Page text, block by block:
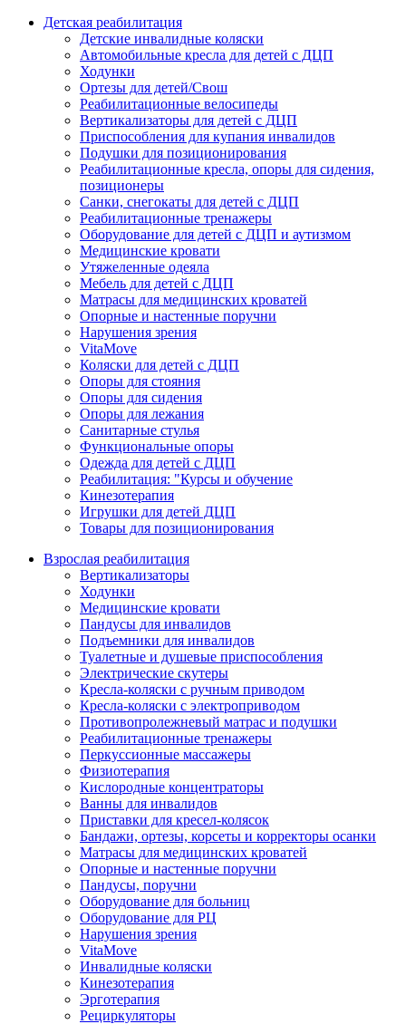
Детская реабилитация
Детские инвалидные коляски
Автомобильные кресла для детей с ДЦП
Ходунки
Ортезы для детей/Свош
Реабилитационные велосипеды
Вертикализаторы для детей с ДЦП
Приспособления для купания инвалидов
Подушки для позиционирования
Реабилитационные кресла, опоры для сидения,
позиционеры
Санки, снегокаты для детей с ДЦП
Реабилитационные тренажеры
Оборудование для детей с ДЦП и аутизмом
Медицинские кровати
Утяжеленные одеяла
Мебель для детей с ДЦП
Матрасы для медицинских кроватей
Опорные и настенные поручни
Нарушения зрения
VitaMove
Коляски для детей с ДЦП
Опоры для стояния
Опоры для сидения
Опоры для лежания
Санитарные стулья
Функциональные опоры
Одежда для детей с ДЦП
Реабилитация: "Курсы и обучение
Кинезотерапия
Игрушки для детей ДЦП
Товары для позиционирования
Взрослая реабилитация
Вертикализаторы
Ходунки
Медицинские кровати
Пандусы для инвалидов
Подъемники для инвалидов
Туалетные и душевые приспособления
Электрические скутеры
Кресла-коляски с ручным приводом
Кресла-коляски с электроприводом
Противопролежневый матрас и подушки
Реабилитационные тренажеры
Перкуссионные массажеры
Физиотерапия
Кислородные концентраторы
Ванны для инвалидов
Приставки для кресел-колясок
Бандажи, ортезы, корсеты и корректоры осанки
Матрасы для медицинских кроватей
Опорные и настенные поручни
Пандусы, поручни
Оборудование для больниц
Оборудование для РЦ
Нарушения зрения
VitaMove
Инвалидные коляски
Кинезотерапия
Эрготерапия
Рециркуляторы